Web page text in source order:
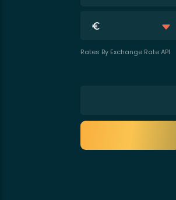
Rates By Exchange Rate API